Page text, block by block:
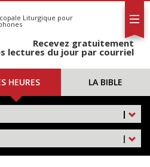
Liturgique pour
Recevez gratuitement
lectures du jour par courriel
HEURES LA BIBLE
|
|